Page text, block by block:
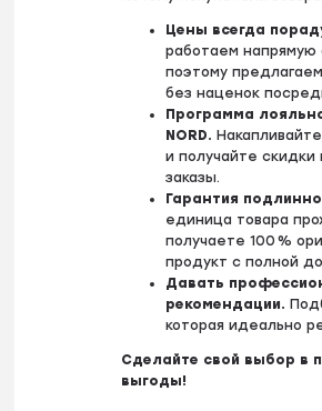
Цены всегда
работаем напрямую
поэтому
без наценок
Программа
NORD.
и получайте
заказы.
Гарантия
единица товара
получаете 100 %
продукт с полной
Давать
рекомендации.
которая идеально
Сделайте свой выбор в
выгоды!